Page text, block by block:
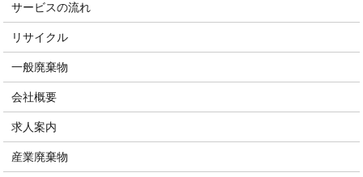
サービスの流れ
リサイクル
一般廃棄物
会社概要
求人案内
産業廃棄物